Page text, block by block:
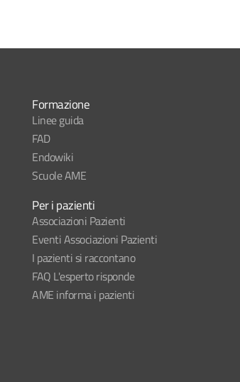
Formazione
Linee guida
FAD
Endowiki
Scuole AME
Per i pazienti
Associazioni Pazienti
Eventi Associazioni Pazienti
I pazienti si raccontano
FAQ L'esperto risponde
AME informa i pazienti